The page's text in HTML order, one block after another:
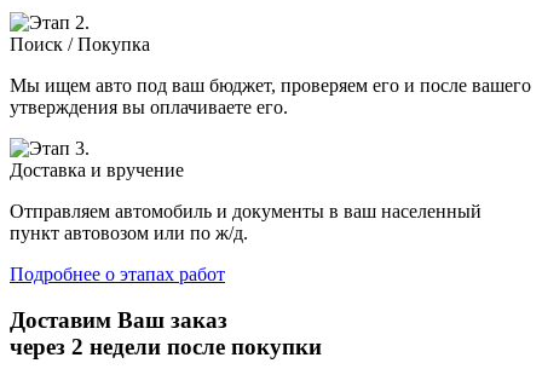
Поиск / Покупка
Мы ищем авто под ваш бюджет, проверяем его и после вашего
утверждения вы оплачиваете его.
Доставка и вручение
Отправляем автомобиль и документы в ваш населенный
пункт автовозом или по ж/д.
Подробнее о этапах работ
Доставим Ваш заказ
через 2 недели после покупки